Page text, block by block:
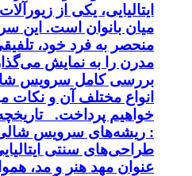
ایتالیایی، یکی از
میان بانوان است. این
منحصر به فرد خود،
مدرن را به نمایش
بررسی کامل سرویس شالی
انواع مختلف آن و نکات
خواهیم پرداخت.
: ریشه‌های سرویس شالی
طراحی‌های سنتی
عنوان مهد هنر و مد،